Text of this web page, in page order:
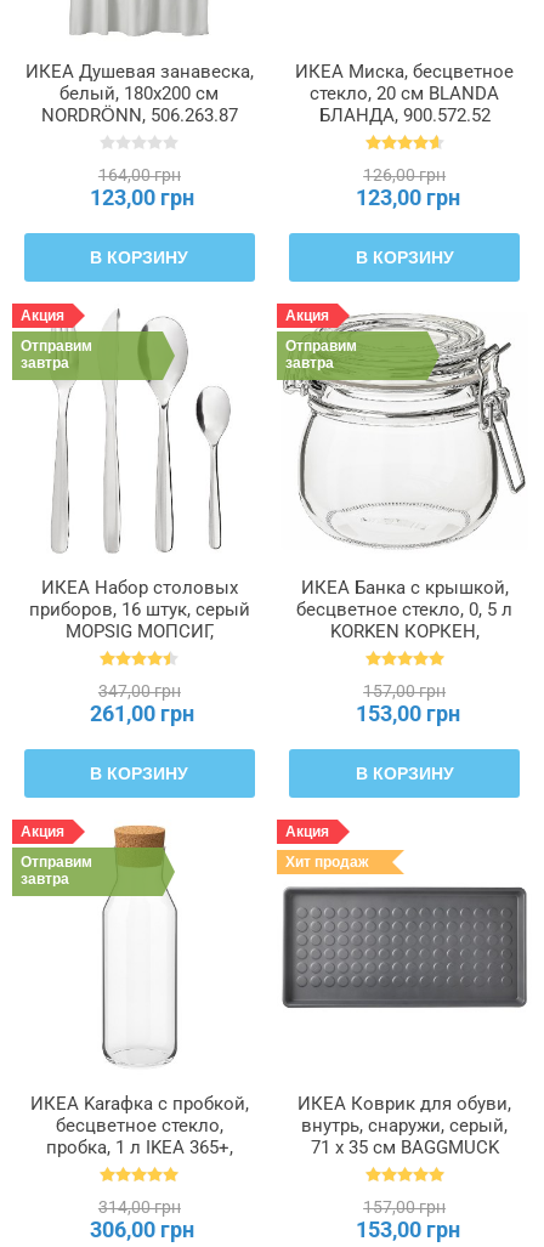
ИКЕА Душевая занавеска,
белый, 180x200 см
NORDRÖNN, 506.263.87
164,00 грн
123,00 грн
В КОРЗИНУ
ИКЕА Миска, бесцветное
стекло, 20 см BLANDA
БЛАНДА, 900.572.52
126,00 грн
123,00 грн
В КОРЗИНУ
Акция
Отправим
завтра
ИКЕА Набор столовых
приборов, 16 штук, серый
MOPSIG МОПСИГ,
003.430.03
347,00 грн
261,00 грн
В КОРЗИНУ
Акция
Отправим
завтра
ИКЕА Банка с крышкой,
бесцветное стекло, 0, 5 л
KORKEN КОРКЕН,
702.135.45
157,00 грн
153,00 грн
В КОРЗИНУ
Акция
Отправим
завтра
ИКЕА Karaфка с пробкой,
бесцветное стекло,
пробка, 1 л IKEA 365+,
902.797.19
314,00 грн
306,00 грн
Акция
Хит продаж
ИКЕА Коврик для обуви,
внутрь, снаружи, серый,
71 x 35 см BAGGMUCK
БАГГМУКК, 603.297.11
157,00 грн
153,00 грн